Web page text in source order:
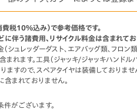
税10%込み）で参考価格です。
に伴う諸費用、リサイクル料金は含まれてお
シュレッダーダスト、エアバッグ類、フ
れます。工具（ジャッキ/ジャッキハンドル
すので、スペアタイヤは装備しておりませ
まれておりません。
がございます。